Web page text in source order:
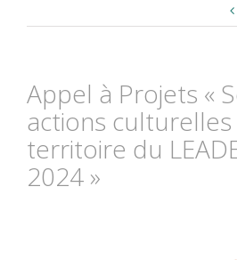
Appel à Projets «
actions
territoire du
2024 »